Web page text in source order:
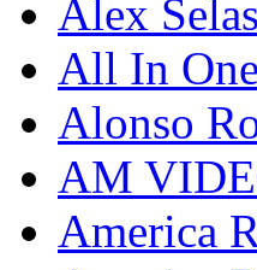
Alex Selas
All In
Alonso
AM
America